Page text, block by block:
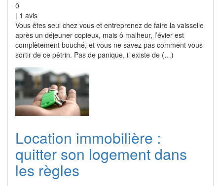
0
| 1 avis
Vous êtes seul chez vous et entreprenez de faire la vaisselle
après un déjeuner copieux, mais ô malheur, l’évier est
complètement bouché, et vous ne savez pas comment vous
sortir de ce pétrin. Pas de panique, il existe de (…)
Location immobilière :
quitter son logement dans
les règles